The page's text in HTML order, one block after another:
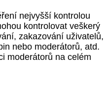
nejvyšší kontrolou
kontrolovat veškerý
zakazování uživatelů,
nebo moderátorů, atd.
moderátorů na celém